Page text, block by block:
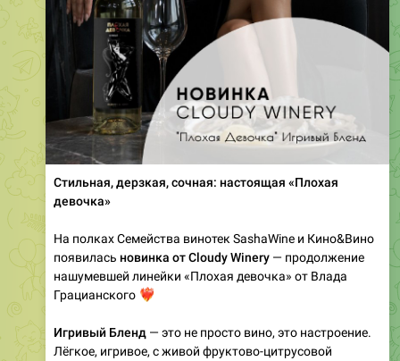
Стильная, дерзкая, сочная: настоящая «Плохая
девочка»
На полках Семейства винотек SashaWine и Кино&Вино
появилась новинка от Cloudy Winery — продолжение
нашумевшей линейки «Плохая девочка» от Влада
Грацианского
❤️‍🔥
Игривый Бленд — это не просто вино, это настроение.
Лёгкое, игривое, с живой фруктово-цитрусовой